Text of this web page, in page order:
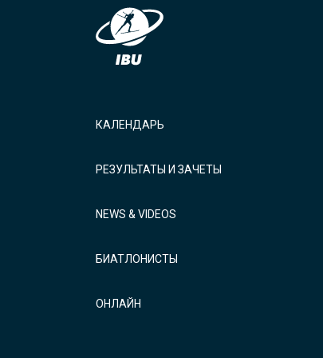
КАЛЕНДАРЬ
РЕЗУЛЬТАТЫ И ЗАЧЕТЫ
NEWS & VIDEOS
БИАТЛОНИСТЫ
ОНЛАЙН